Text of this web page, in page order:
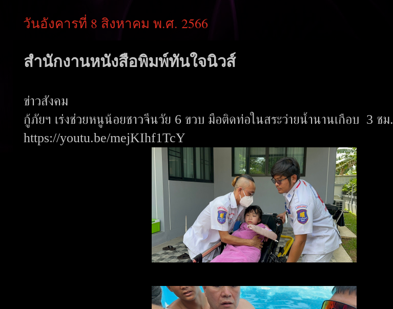
วันอังคารที่ 8 สิงหาคม พ.ศ. 2566
สำนักงานหนังสือพิมพ์ทันใจนิวส์
ข่าวสังคม
กู้ภัยฯ เร่งช่วยหนูน้อยชาวจีนวัย 6 ขวบ มือติดท่อในสระว่ายน้ำนานเกือบ 3 ชม.
https://youtu.be/mejKIhf1TcY